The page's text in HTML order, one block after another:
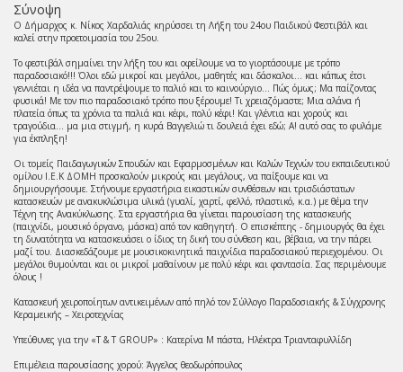
Σύνοψη
Ο Δήμαρχος κ. Νίκος Χαρδαλιάς κηρύσσει τη Λήξη του 24ου Παιδικού Φεστιβάλ και
καλεί στην προετοιμασία του 25ου.
Το φεστιβάλ σημαίνει την λήξη του και οφείλουμε να το γιορτάσουμε με τρόπο
παραδοσιακό!!! Όλοι εδώ μικροί και μεγάλοι, μαθητές και δάσκαλοι... και κάπως έτσι
γεννιέται η ιδέα να παντρέψουμε το παλιό και το καινούργιο... Πώς όμως; Μα παίζοντας
φυσικά! Με τον πιο παραδοσιακό τρόπο που ξέρουμε! Τι χρειαζόμαστε; Μια αλάνα ή
πλατεία όπως τα χρόνια τα παλιά και κέφι, πολύ κέφι! Και γλέντια και χορούς και
τραγούδια... μα μια στιγμή, η κυρά Βαγγελιώ τι δουλειά έχει εδώ; Α! αυτό σας το φυλάμε
για έκπληξη!
Οι τομείς Παιδαγωγικών Σπουδών και Εφαρμοσμένων και Καλών Τεχνών του εκπαιδευτικού
ομίλου Ι.Ε.Κ ΔΟΜΗ προσκαλούν μικρούς και μεγάλους, να παίξουμε και να
δημιουργήσουμε. Στήνουμε εργαστήρια εικαστικών συνθέσεων και τρισδιάστατων
κατασκευών με ανακυκλώσιμα υλικά (γυαλί, χαρτί, φελλό, πλαστικό, κ.α.) με θέμα την
Τέχνη της Ανακύκλωσης. Στα εργαστήρια θα γίνεται παρουσίαση της κατασκευής
(παιχνίδι, μουσικό όργανο, μάσκα) από τον καθηγητή. Ο επισκέπτης - δημιουργός θα έχει
τη δυνατότητα να κατασκευάσει ο ίδιος τη δική του σύνθεση και, βέβαια, να την πάρει
μαζί του. Διασκεδάζουμε με μουσικοκινητικά παιχνίδια παραδοσιακού περιεχομένου. Οι
μεγάλοι θυμούνται και οι μικροί μαθαίνουν με πολύ κέφι και φαντασία. Σας περιμένουμε
όλους !
Κατασκευή χειροποίητων αντικειμένων από πηλό τον Σύλλογο Παραδοσιακής & Σύγχρονης
Κεραμεικής – Χειροτεχνίας
Υπεύθυνες για την «Τ & Τ GROUP» : Κατερίνα Μ πάστα, Ηλέκτρα Τριανταφυλλίδη
Επιμέλεια παρουσίασης χορού: Άγγελος θεοδωρόπουλος